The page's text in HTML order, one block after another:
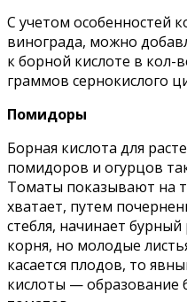
С учетом особенностей
винограда, можно
к борной кислоте в кол-
граммов сернокислого
Помидоры
Борная кислота для
помидоров и огурцов
Томаты показывают на
хватает, путем
стебля, начинает
корня, но молодые
касается плодов, то
кислоты — образование